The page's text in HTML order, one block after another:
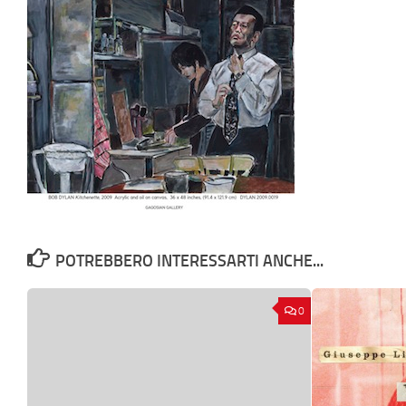
POTREBBERO INTERESSARTI ANCHE...
0